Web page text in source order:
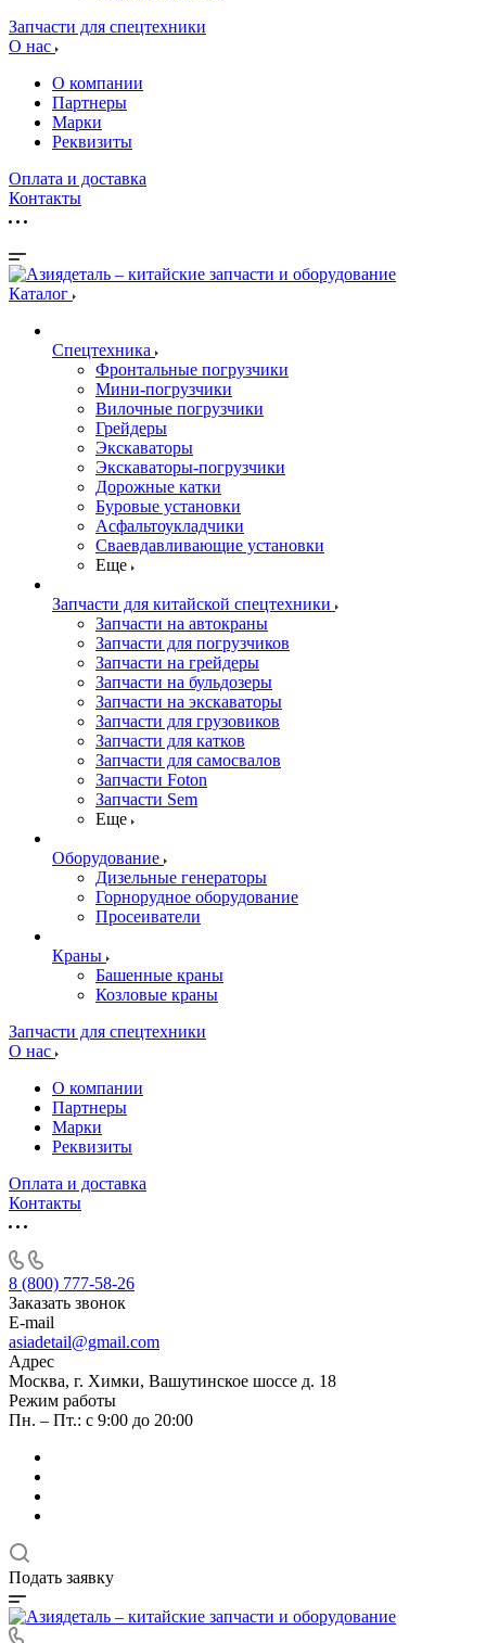
Запчасти для спецтехники
О нас
О компании
Партнеры
Марки
Реквизиты
Оплата и доставка
Контакты
Каталог
Спецтехника
Фронтальные погрузчики
Мини-погрузчики
Вилочные погрузчики
Грейдеры
Экскаваторы
Экскаваторы-погрузчики
Дорожные катки
Буровые установки
Асфальтоукладчики
Сваевдавливающие установки
Еще
Запчасти для китайской спецтехники
Запчасти на автокраны
Запчасти для погрузчиков
Запчасти на грейдеры
Запчасти на бульдозеры
Запчасти на экскаваторы
Запчасти для грузовиков
Запчасти для катков
Запчасти для самосвалов
Запчасти Foton
Запчасти Sem
Еще
Оборудование
Дизельные генераторы
Горнорудное оборудование
Просеиватели
Краны
Башенные краны
Козловые краны
Запчасти для спецтехники
О нас
О компании
Партнеры
Марки
Реквизиты
Оплата и доставка
Контакты
8 (800) 777-58-26
Заказать звонок
E-mail
asiadetail@gmail.com
Адрес
Москва, г. Химки, Вашутинское шоссе д. 18
Режим работы
Пн. – Пт.: с 9:00 до 20:00
Подать заявку